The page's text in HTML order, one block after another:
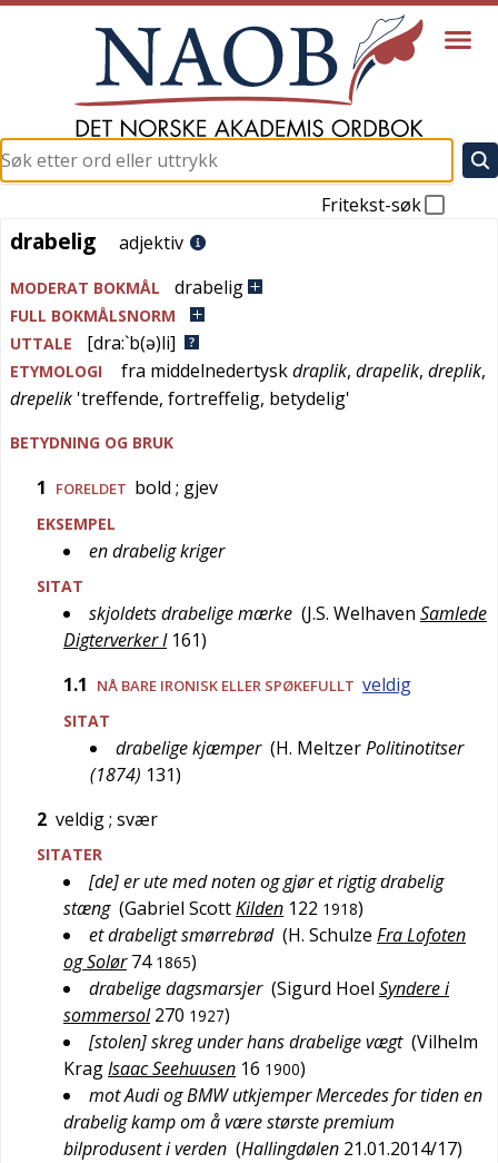
Fritekst-søk
drabelig
drabelig adjektiv
MODERAT BOKMÅL drabelig
FULL BOKMÅLSNORM
UTTALE
[dra:`b(ə)li]
ETYMOLOGI fra middelnedertyskdraplik, drapelik, dreplik,
drepelik 'treffende, fortreffelig, betydelig'
BETYDNING OG BRUK
1 FORELDET bold ; gjev
EKSEMPEL
en drabelig kriger
SITAT
skjoldets drabelige mærke (J.S. Welhaven Samlede
Digterverker I 161)
1.1
NÅ BARE IRONISK ELLER SPØKEFULLT veldig
SITAT
drabelige kjæmper (H. MeltzerPolitinotitser
(1874) 131)
2 veldig; svær
SITATER
[de] er ute med noten og gjør et rigtig drabelig
stæng (Gabriel ScottKilden 122 1918)
et drabeligt smørrebrød (H. Schulze Fra Lofoten
og Solør 74 1865)
drabelige dagsmarsjer (Sigurd Hoel Syndere i
sommersol 270 1927)
[stolen] skreg under hans drabelige vægt (Vilhelm
KragIsaac Seehuusen 16 1900)
mot Audi og BMW utkjemper Mercedes for tiden en
drabelig kamp om å være største premium
bilprodusent i verden (Hallingdølen 21.01.2014/17)